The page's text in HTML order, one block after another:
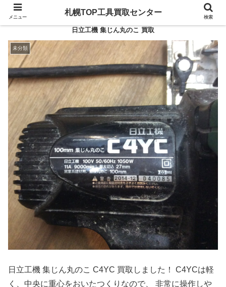
日立工機 集じん丸のこ 買取
未分類
日立工機 集じん丸のこ C4YC 買取しました！ C4YCは軽
く、中央に重心をおいたつくりなので、 非常に操作しや
メニュー
札幌TOP工具買取センター
検索